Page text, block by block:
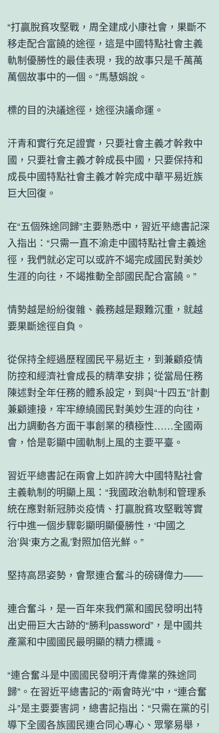
“打贏脫貧攻堅戰，周全建成小康社會，果斷不
移走配合富饒的途徑，這是中國特點社會主義
軌制優勝性的最佳表現，我的故事只是千萬萬
萬個故事中的一個。”馬慧娟說。
標的目的決議途徑，途徑決議命運。
汗青和實行充足證實，只要社會主義才幹救中
國，只要社會主義才幹成長中國，只要保持和
成長中國特點社會主義才幹完成中華平易近族
巨大回復。
在“五個殊途同歸”主要熟悉中，習近平總書記深
入指出：“只需一直不渝走中國特點社會主義途
徑，我們就必定可以或許不竭完成國民對美妙
生涯的向往，不竭推動全部國民配合富饒。”
情勢越是紛紛復雜、義務越是艱難沉重，就越
要果斷途徑自負。
從保持全經過歷程國民平易近主，到兼顧疫情
防控和經濟社會成長的精準安排；從當局任務
陳述對全年任務的體系設定，到與“十四五”計劃
兼顧連接，牢牢繚繞國民對美妙生涯的向往，
出力調動各方面干事創業的積極性……全國兩
會，恰是彰顯中國軌制上風的主要平臺。
習近平總書記在兩會上如許誇大中國特點社會
主義軌制的明顯上風：“我國政治軌制和管理系
統在應對新冠肺炎疫情、打贏脫貧攻堅戰等實
行中進一個步驟彰顯明顯優勝性，‘中國之
治’與‘東方之亂’對照加倍光鮮。”
堅持高昂姿勢，會聚連合奮斗的磅礴偉力——
連合奮斗，是一百年來我們黨和國民發明出特
出史冊巨大古跡的“勝利password”，是中國共
產黨和中國國民最明顯的精力標識。
“連合奮斗是中國國民發明汗青偉業的殊途同
歸”。在習近平總書記的“兩會時光”中，“連合奮
斗”是主要要害詞，總書記指出：“只需在黨的引
導下全國各族國民連合同心專心、眾擎易舉，